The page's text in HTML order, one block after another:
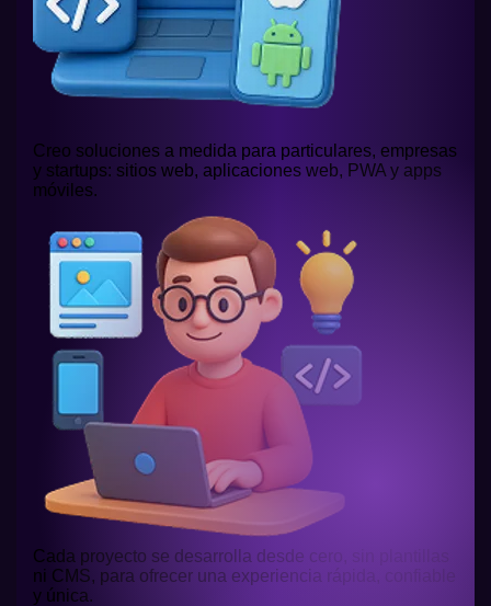
Creo soluciones a medida para particulares, empresas
y startups: sitios web, aplicaciones web, PWA y apps
móviles.
Cada proyecto se desarrolla desde cero, sin plantillas
ni CMS, para ofrecer una experiencia rápida, confiable
y única.